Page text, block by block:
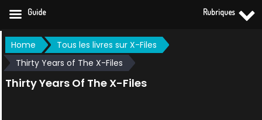
Skip
to
content
Home
Tous les livres sur X-Files
Thirty Years of The X-Files
Thirty Years Of The X-Files
Guide Rubriques